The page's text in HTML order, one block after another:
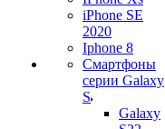
iPhone SE
2020
Iphone 8
Смартфоны
серии Galaxy
S
Galaxy